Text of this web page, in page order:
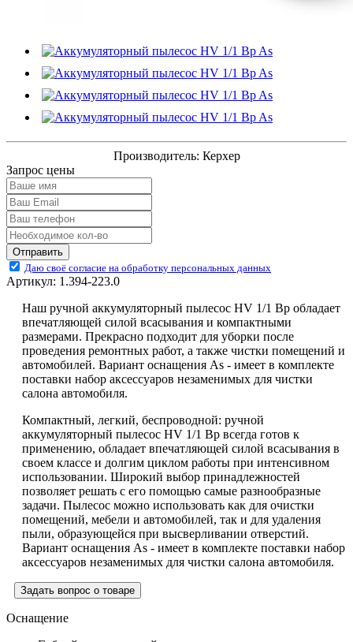
Производитель: Керхер
Запрос цены
Отправить
Даю своё согласие на обработку персональных данных
Артикул: 1.394-223.0
Наш ручной аккумуляторный пылесос HV 1/1 Bp обладает
впечатляющей силой всасывания и компактными
размерами. Прекрасно подходит для уборки после
проведения ремонтных работ, а также чистки помещений и
автомобилей. Вариант оснащения As - имеет в комплекте
поставки набор аксессуаров незаменимых для чистки
салона автомобиля.
Компактный, легкий, беспроводной: ручной
аккумуляторный пылесос HV 1/1 Bp всегда готов к
применению, обладает впечатляющей силой всасывания в
своем классе и долгим циклом работы при интенсивном
использовании. Широкий выбор принадлежностей
позволяет решать с его помощью самые разнообразные
задачи. Пылесос можно использовать как для очистки
помещений, мебели и автомобилей, так и для удаления
пыли, образующейся при высверливании отверстий.
Вариант оснащения As - имеет в комплекте поставки набор
аксессуаров незаменимых для чистки салона автомобиля.
Задать вопрос о товаре
Оснащение